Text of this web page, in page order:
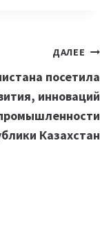
ДАЛЕЕ
посетила
инноваций
Казахстан